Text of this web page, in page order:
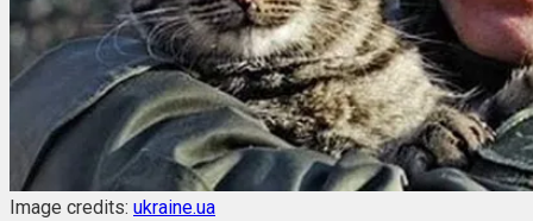
Image credits: ukraine.ua